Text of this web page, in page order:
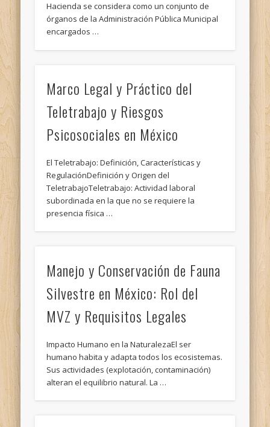
Hacienda se considera como un conjunto de
órganos de la Administración Pública Municipal
encargados …
Marco Legal y Práctico del
Teletrabajo y Riesgos
Psicosociales en México
El Teletrabajo: Definición, Características y
RegulaciónDefinición y Origen del
TeletrabajoTeletrabajo: Actividad laboral
subordinada en la que no se requiere la
presencia física …
Manejo y Conservación de Fauna
Silvestre en México: Rol del
MVZ y Requisitos Legales
Impacto Humano en la NaturalezaEl ser
humano habita y adapta todos los ecosistemas.
Sus actividades (explotación, contaminación)
alteran el equilibrio natural. La …